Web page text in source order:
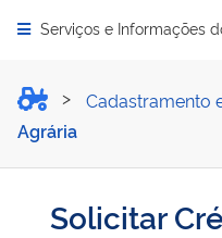
Abrir menu principal de
Serviços e Informações
SolicitarCadastramento
Agrária
Solicitar